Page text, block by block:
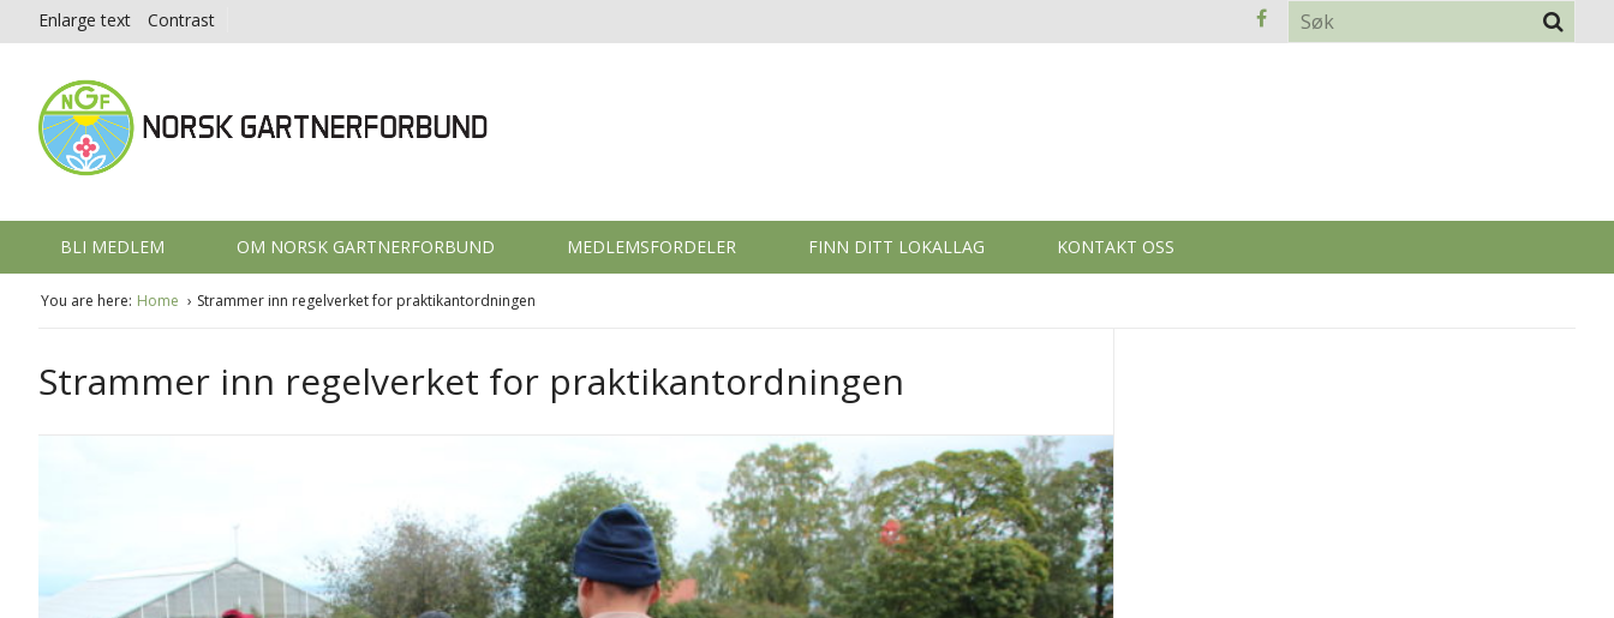
Enlarge text Contrast
BLI MEDLEM OM NORSK GARTNERFORBUND MEDLEMSFORDELER FINN DITT LOKALLAG KONTAKT OSS
You are here: Home Strammer inn regelverket for praktikantordningen
Strammer inn regelverket for praktikantordningen